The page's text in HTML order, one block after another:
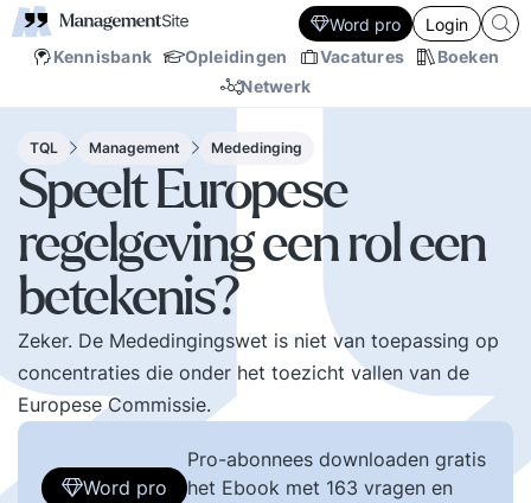
Kennisbank Opleidingen Vacatures
Boeken
Netwerk
Word pro Login
TQL Management Mededinging
Speelt Europese
regelgeving een rol een
betekenis?
Zeker. De Mededingingswet is niet van toepassing op
concentraties die onder het toezicht vallen van de
Europese Commissie.
Word pro
Pro-abonnees downloaden gratis
het Ebook met 163 vragen en